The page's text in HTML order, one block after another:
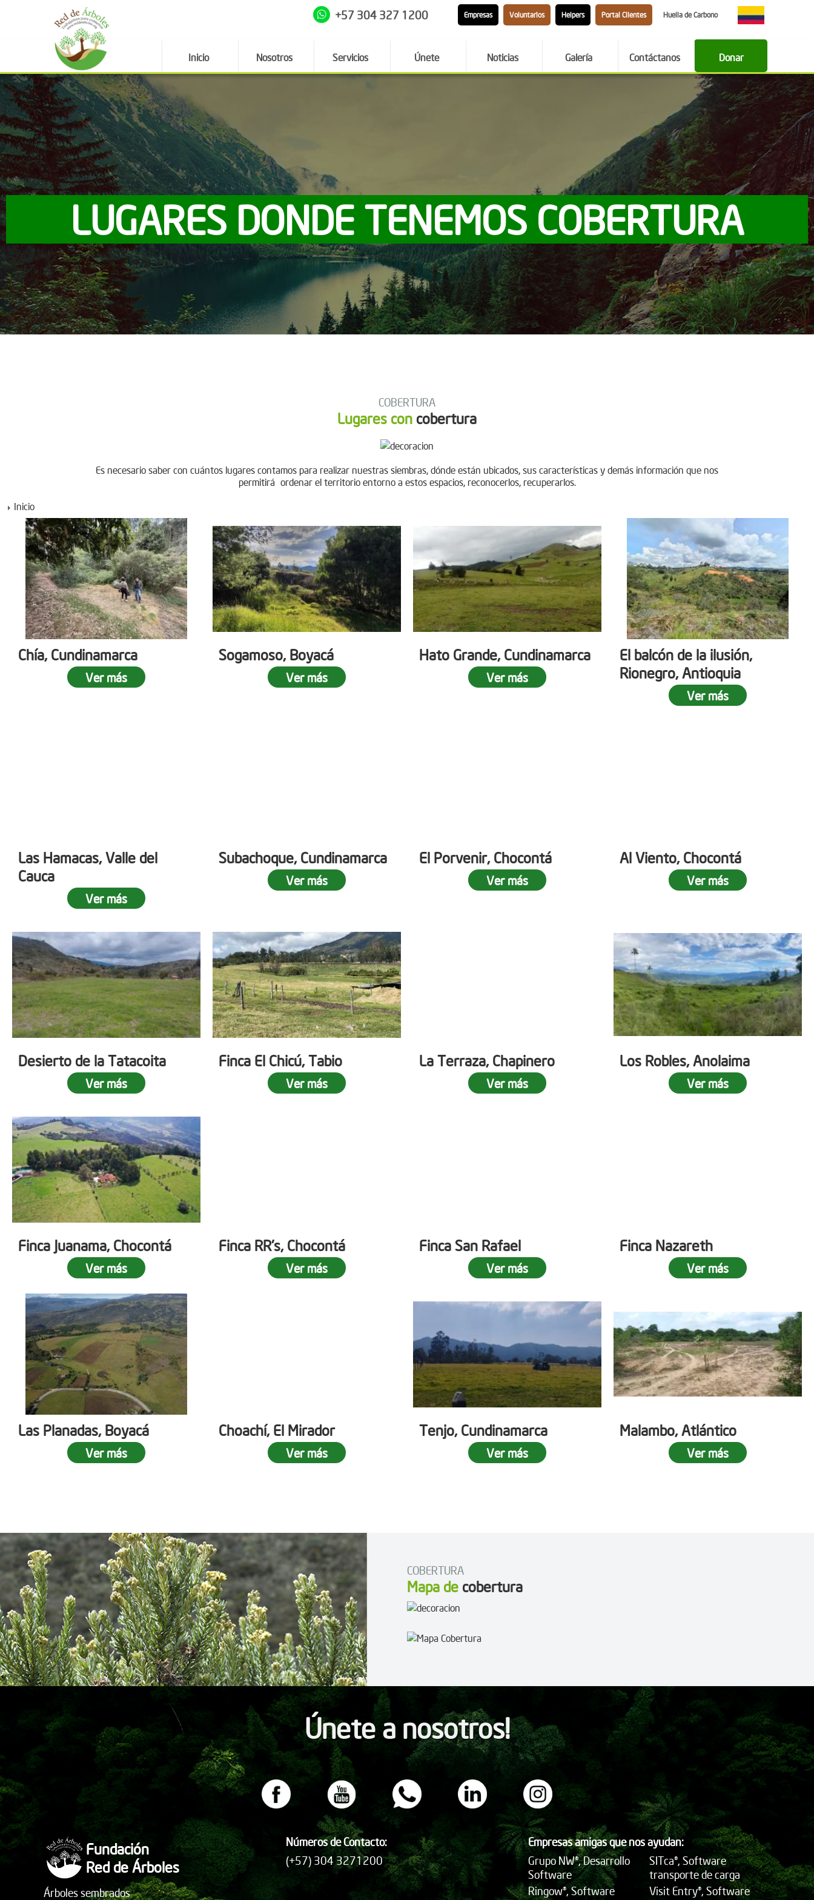
+57 304 327 1200 Empresas Voluntarios Helpers Portal Clientes Huella de Carbono
Inicio Nosotros Servicios Únete Noticias Galería Contáctanos Donar
LUGARES DONDE TENEMOS COBERTURA
COBERTURA
Lugares con cobertura
Es necesario saber con cuántos lugares contamos para realizar nuestras siembras, dónde están ubicados, sus características y demás información que nos
permitirá ordenar el territorio entorno a estos espacios, reconocerlos, recuperarlos.
Inicio
Chía, Cundinamarca
Ver más
Sogamoso, Boyacá
Ver más
Hato Grande, Cundinamarca
Ver más
El balcón de la ilusión,
Rionegro, Antioquia
Ver más
Las Hamacas, Valle del
Cauca
Ver más
Subachoque, Cundinamarca
Ver más
El Porvenir, Chocontá
Ver más
Al Viento, Chocontá
Ver más
Desierto de la Tatacoita
Ver más
Finca El Chicú, Tabio
Ver más
La Terraza, Chapinero
Ver más
Los Robles, Anolaima
Ver más
Finca Juanama, Chocontá
Ver más
Finca RR's, Chocontá
Ver más
Finca San Rafael
Ver más
Finca Nazareth
Ver más
Las Planadas, Boyacá
Ver más
Choachí, El Mirador
Ver más
Tenjo, Cundinamarca
Ver más
Malambo, Atlántico
Ver más
COBERTURA
Mapa de cobertura
Únete a nosotros!
Fundación
Red de Árboles
Árboles sembrados
Números de Contacto:
(+57) 304 3271200
Empresas amigas que nos ayudan:
Grupo NW®, Desarrollo
Software
Ringow®, Software
SITca®, Software
transporte de carga
Visit Entry®, Software